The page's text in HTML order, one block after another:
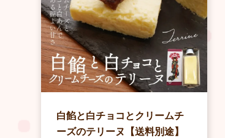
白餡と白チョコとクリームチ
ーズのテリーヌ【送料別途】